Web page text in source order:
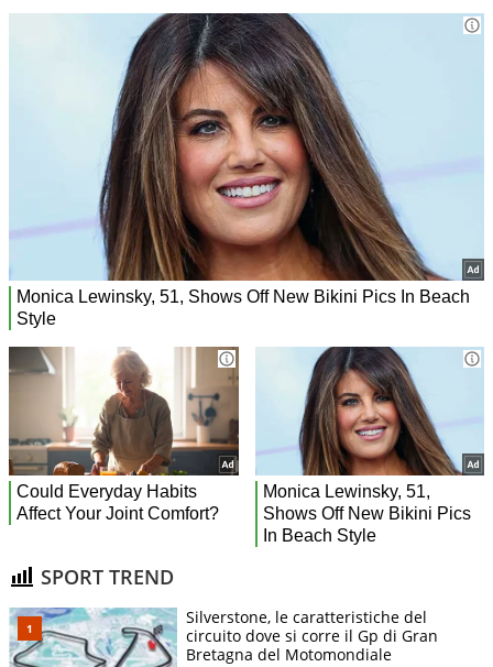
SPORT TREND
Silverstone, le caratteristiche del
circuito dove si corre il Gp di Gran
Bretagna del Motomondiale